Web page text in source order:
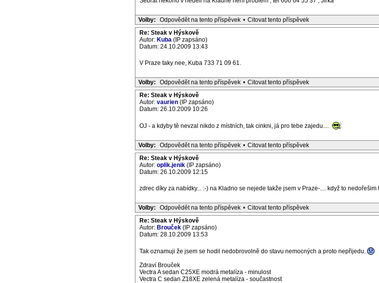
Volby: Odpovědět na tento příspěvek • Citovat tento příspěvek
Re: Steak v Hýskově
Autor: Kuba (IP zapsáno)
Datum: 24.10.2009 13:43
V Praze taky nee, Kuba 733 71 09 61.
Volby: Odpovědět na tento příspěvek • Citovat tento příspěvek
Re: Steak v Hýskově
Autor: vaurien (IP zapsáno)
Datum: 26.10.2009 10:26
OJ - a kdyby tě nevzal nikdo z místních, tak cinkni, já pro tebe zajedu....
Volby: Odpovědět na tento příspěvek • Citovat tento příspěvek
Re: Steak v Hýskově
Autor: oplik.jenik (IP zapsáno)
Datum: 26.10.2009 12:15
zdrec díky za nabídky... :-) na Kladno se nejede takže jsem v Praze-.... když to nedořešim
Volby: Odpovědět na tento příspěvek • Citovat tento příspěvek
Re: Steak v Hýskově
Autor: Brouček (IP zapsáno)
Datum: 28.10.2009 13:53
Tak oznamuji že jsem se hodil nedobrovolně do stavu nemocných a proto nepřijedu.
Zdraví Brouček
Vectra A sedan C25XE modrá metalíza - minulost
Vectra C sedan Z18XE zelená metalíza - součastnost